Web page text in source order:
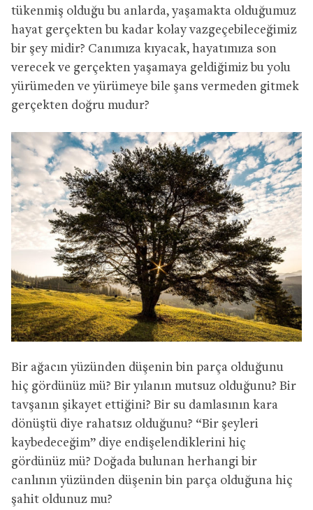
tükenmiş olduğu bu anlarda, yaşamakta olduğumuz
hayat gerçekten bu kadar kolay vazgeçebileceğimiz
bir şey midir? Canımıza kıyacak, hayatımıza son
verecek ve gerçekten yaşamaya geldiğimiz bu yolu
yürümeden ve yürümeye bile şans vermeden gitmek
gerçekten doğru mudur?
Bir ağacın yüzünden düşenin bin parça olduğunu
hiç gördünüz mü? Bir yılanın mutsuz olduğunu? Bir
tavşanın şikayet ettiğini? Bir su damlasının kara
dönüştü diye rahatsız olduğunu? “Bir şeyleri
kaybedeceğim” diye endişelendiklerini hiç
gördünüz mü? Doğada bulunan herhangi bir
canlının yüzünden düşenin bin parça olduğuna hiç
şahit oldunuz mu?